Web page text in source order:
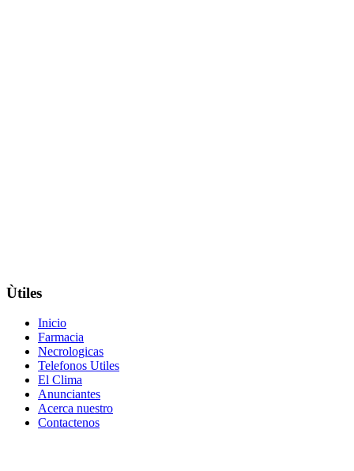
Ùtiles
Inicio
Farmacia
Necrologicas
Telefonos Utiles
El Clima
Anunciantes
Acerca nuestro
Contactenos